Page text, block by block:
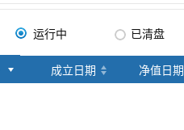
运行中 已清盘
成立日期 净值日期